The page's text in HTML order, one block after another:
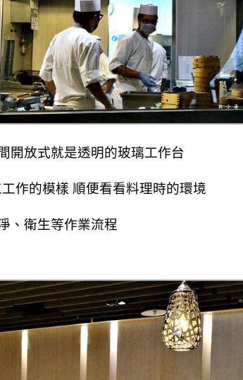
開放式就是透明的玻璃工作台
作的模樣 順便看看料理時的環境
、衛生等作業流程